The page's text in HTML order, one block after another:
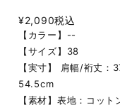
¥2,090税込
【カラー】--
【サイズ】38
【実寸】 肩幅/裄丈
54.5cm
【素材】表地：コット